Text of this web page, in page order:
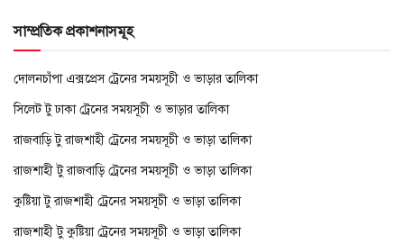
সাম্প্রতিক প্রকাশনাসমূহ
দোলনচাঁপা এক্সপ্রেস ট্রেনের সময়সূচী ও ভাড়ার তালিকা
সিলেট টু ঢাকা ট্রেনের সময়সূচী ও ভাড়ার তালিকা
রাজবাড়ি টু রাজশাহী ট্রেনের সময়সূচী ও ভাড়া তালিকা
রাজশাহী টু রাজবাড়ি ট্রেনের সময়সূচী ও ভাড়া তালিকা
কুষ্টিয়া টু রাজশাহী ট্রেনের সময়সূচী ও ভাড়া তালিকা
রাজশাহী টু কুষ্টিয়া ট্রেনের সময়সূচী ও ভাড়া তালিকা